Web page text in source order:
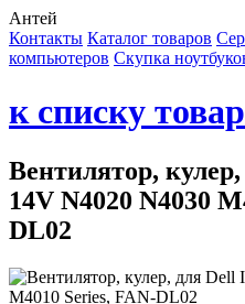
Антей
Контакты Каталог товаров
компьютеров Cкупка
к списку
Вентилятор,
14V N4020 N4030
DL02